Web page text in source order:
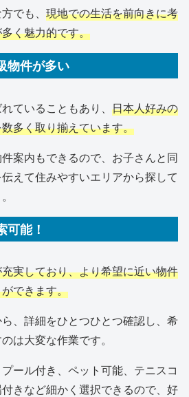
でも、 現地での生活を前向きに考
く魅力的です。
物件が多い
ていることもあり、 日本人好みの
多く取り揃えています。
案内もできるので、お子さんと同
えて住みやすいエリアから探して
可能！
実しており、より希望に近い物件
できます。
、詳細をひとつひとつ確認し、希
は大変な作業です。
ール付き、ペット可能、テニスコ
きなど細かく選択できるので、好